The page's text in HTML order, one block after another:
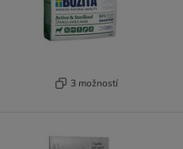
3 možností